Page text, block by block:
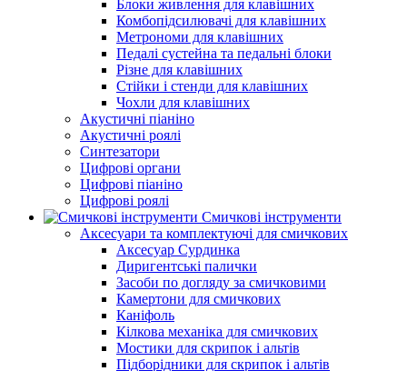
Блоки живлення для клавішних
Комбопідсилювачі для клавішних
Метрономи для клавішних
Педалі сустейна та педальні блоки
Різне для клавішних
Стійки і стенди для клавішних
Чохли для клавішних
Акустичні піаніно
Акустичні роялі
Синтезатори
Цифрові органи
Цифрові піаніно
Цифрові роялі
Смичкові інструменти
Аксесуари та комплектуючі для смичкових
Аксесуар Сурдинка
Диригентські палички
Засоби по догляду за смичковими
Камертони для смичкових
Каніфоль
Кілкова механіка для смичкових
Мостики для скрипок і альтів
Підборiдники для скрипок і альтів